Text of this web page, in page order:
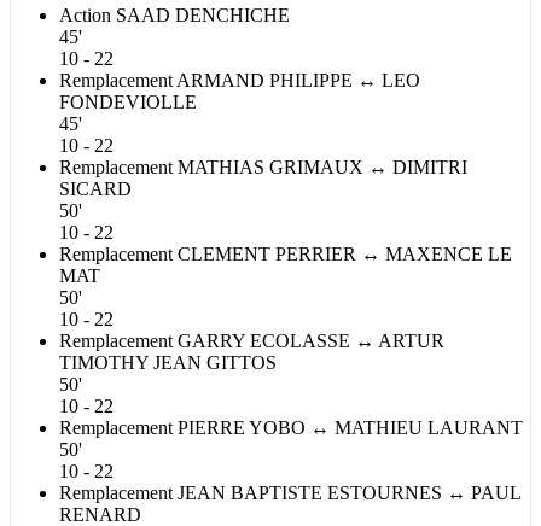
Action SAAD DENCHICHE
45'
10 - 22
Remplacement ARMAND PHILIPPE ↔ LEO
FONDEVIOLLE
45'
10 - 22
Remplacement MATHIAS GRIMAUX ↔ DIMITRI
SICARD
50'
10 - 22
Remplacement CLEMENT PERRIER ↔ MAXENCE LE
MAT
50'
10 - 22
Remplacement GARRY ECOLASSE ↔ ARTUR
TIMOTHY JEAN GITTOS
50'
10 - 22
Remplacement PIERRE YOBO ↔ MATHIEU LAURANT
50'
10 - 22
Remplacement JEAN BAPTISTE ESTOURNES ↔ PAUL
RENARD